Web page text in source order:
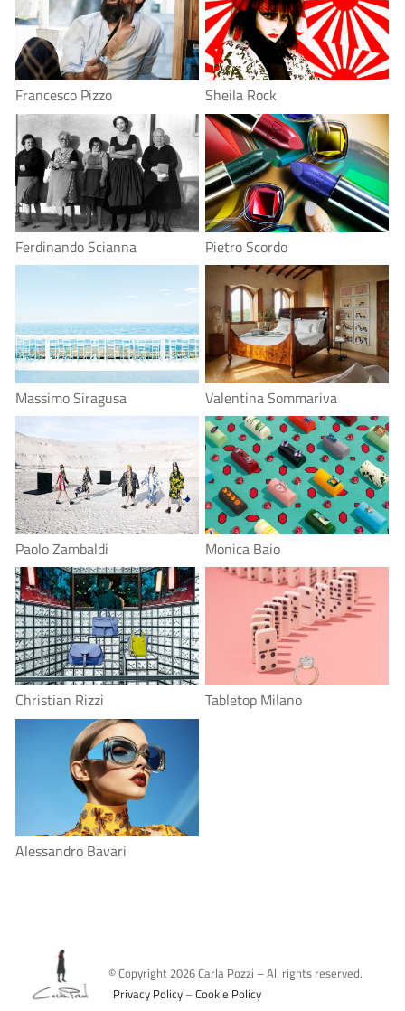
Francesco Pizzo Sheila Rock
Ferdinando Scianna Pietro Scordo
Massimo Siragusa Valentina Sommariva
Paolo Zambaldi Monica Baio
Christian Rizzi Tabletop Milano
Alessandro Bavari
© Copyright 2026Carla Pozzi – All rights reserved.
Privacy Policy–Cookie Policy